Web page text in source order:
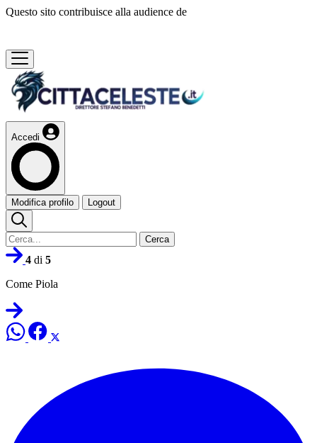
Questo sito contribuisce alla audience de
Accedi
Modifica profilo Logout
Cerca
4 di 5
Come Piola